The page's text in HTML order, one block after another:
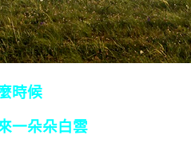
時候
一朵朵白雲